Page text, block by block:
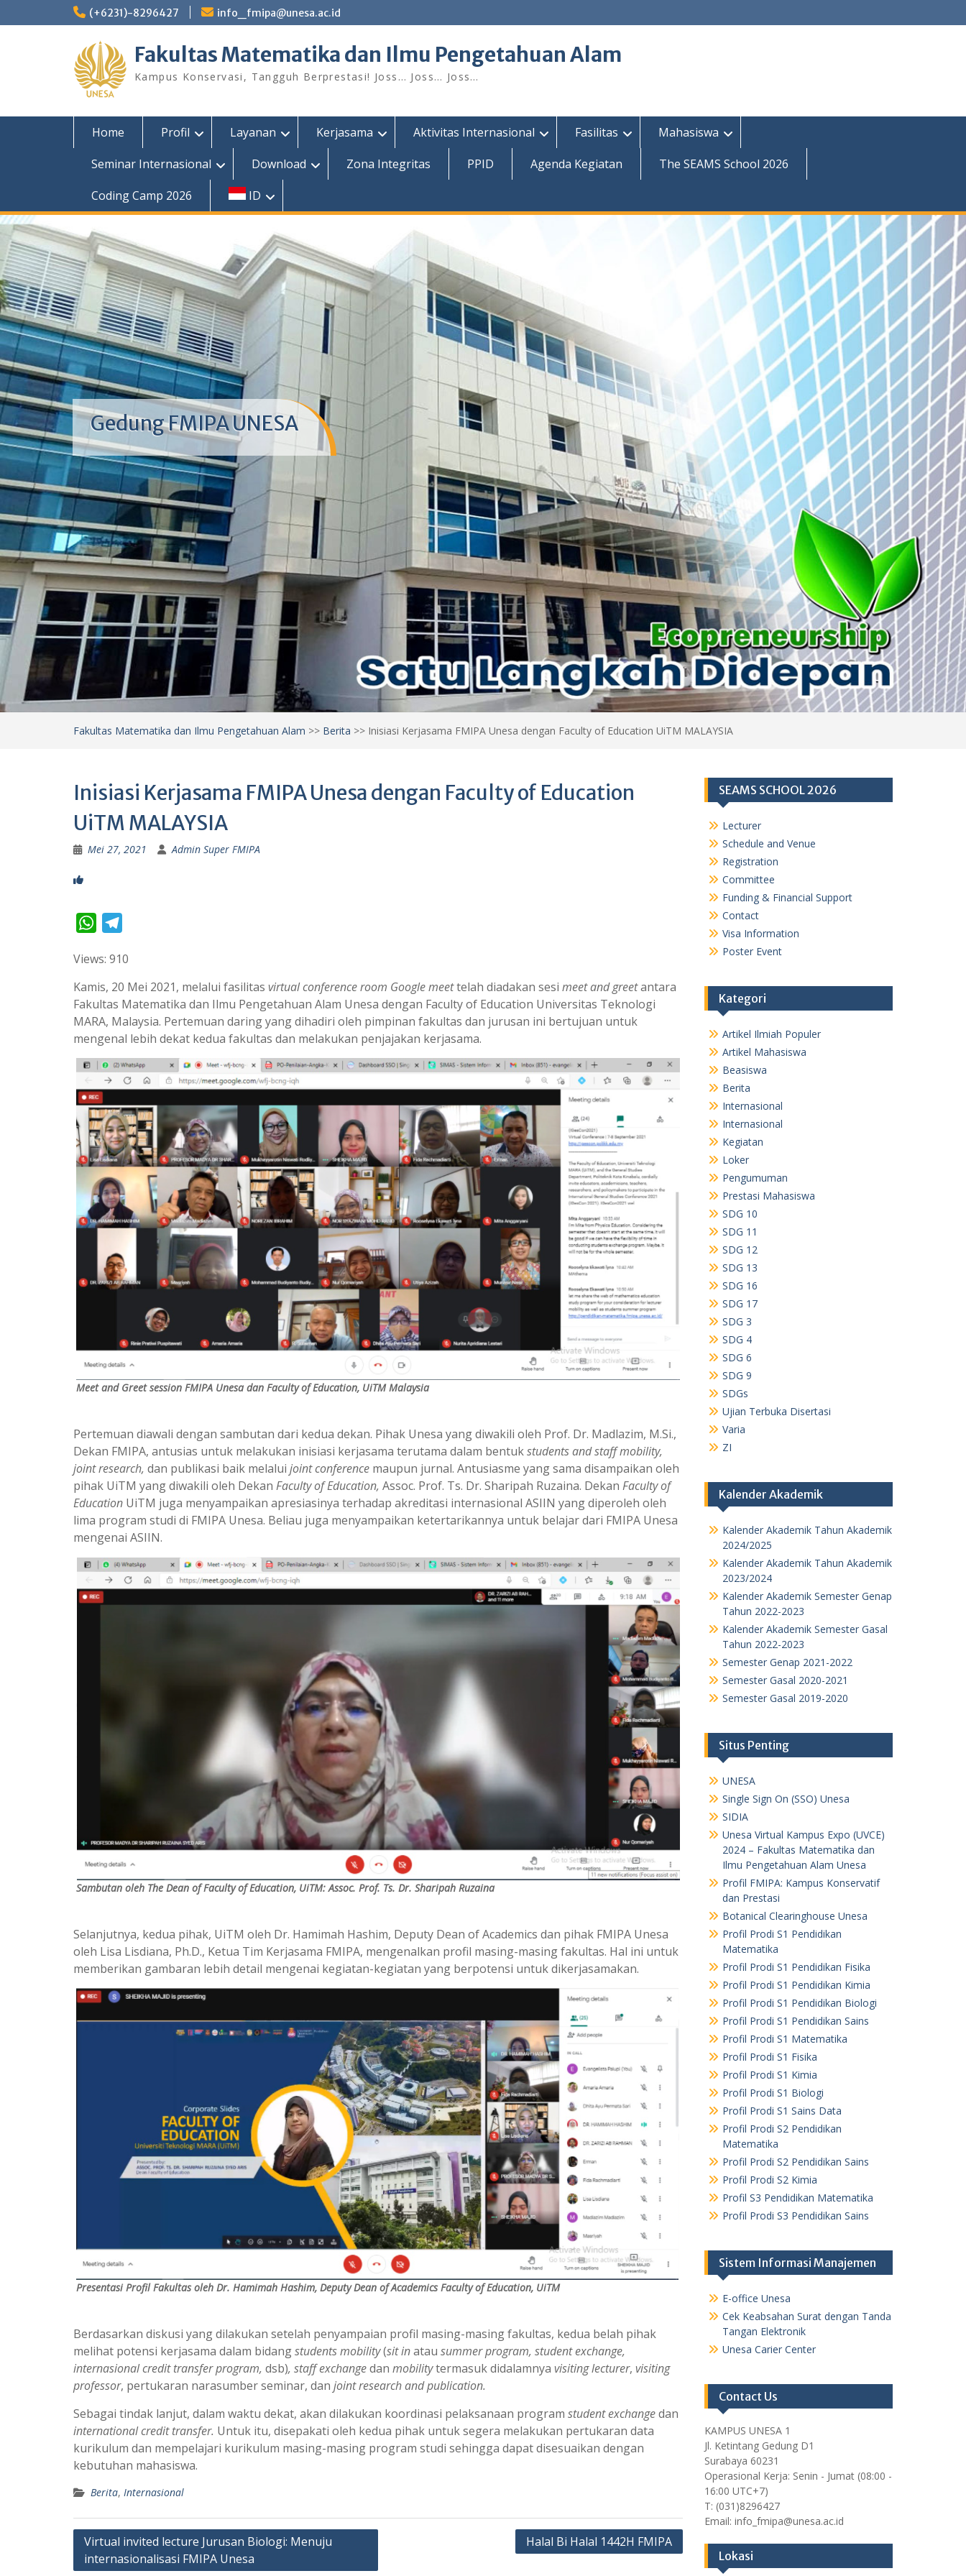
to
(+6231)-8296427 info_fmipa@unesa.ac.id
Fakultas Matematika dan Ilmu Pengetahuan Alam
Kampus Konservasi, Tangguh Berprestasi! Joss… Joss… Joss…
Home Profil Layanan Kerjasama Aktivitas Internasional Fasilitas
Mahasiswa
Seminar Internasional
Download Zona Integritas PPID Agenda Kegiatan
The SEAMS School 2026
Coding Camp 2026
ID
Gedung FMIPA UNESA
Fakultas Matematika dan Ilmu Pengetahuan Alam >> Berita >> Inisiasi Kerjasama FMIPA Unesa dengan Faculty of Education UiTM MALAYSIA
Inisiasi Kerjasama FMIPA Unesa dengan Faculty of Education
UiTM MALAYSIA
Mei 27, 2021 Admin Super FMIPA
W
a
t
s
A
p
p
l
e
g
r
a
m
Views: 910
Kamis, 20 Mei 2021, melalui fasilitas virtual conference room Google meettelah diadakan sesi meet and greetantara
Fakultas Matematika dan Ilmu Pengetahuan Alam Unesa dengan Faculty of Education Universitas Teknologi
MARA, Malaysia. Pertemuan daring yang dihadiri oleh pimpinan fakultas dan jurusan ini bertujuan untuk
mengenal lebih dekat kedua fakultas dan melakukan penjajakan kerjasama.
Meet and Greet session FMIPA Unesa dan Faculty of Education, UiTM Malaysia
Pertemuan diawali dengan sambutan dari kedua dekan. Pihak Unesa yang diwakili oleh Prof. Dr. Madlazim, M.Si.,
Dekan FMIPA, antusias untuk melakukan inisiasi kerjasama terutama dalam bentukstudents and staff mobility,
joint research, dan publikasi baik melalui joint conference maupun jurnal. Antusiasme yang sama disampaikan oleh
pihak UiTM yang diwakili oleh Dekan Faculty of Education, Assoc. Prof. Ts. Dr. Sharipah Ruzaina. Dekan Faculty of
Education UiTM juga menyampaikan apresiasinya terhadap akreditasi internasional ASIIN yang diperoleh oleh
lima program studi di FMIPA Unesa. Beliau juga menyampaikan ketertarikannya untuk belajar dari FMIPA Unesa
mengenai ASIIN.
Sambutan oleh The Dean of Faculty of Education, UiTM: Assoc. Prof. Ts. Dr. Sharipah Ruzaina
Selanjutnya, kedua pihak, UiTM oleh Dr. Hamimah Hashim, Deputy Dean of Academics dan pihak FMIPA Unesa
oleh Lisa Lisdiana, Ph.D., Ketua Tim Kerjasama FMIPA, mengenalkan profil masing-masing fakultas. Hal ini untuk
memberikan gambaran lebih detail mengenai kegiatan-kegiatan yang berpotensi untuk dikerjasamakan.
Presentasi Profil Fakultas oleh Dr. Hamimah Hashim, Deputy Dean of Academics Faculty of Education, UiTM
Berdasarkan diskusi yang dilakukan setelah penyampaian profil masing-masing fakultas, kedua belah pihak
melihat potensi kerjasama dalam bidangstudents mobility(sit inatau summer program, student exchange,
internasional credit transfer program, dsb), staff exchangedan mobilitytermasuk didalamnya visiting lecturer, visiting
professor, pertukaran narasumber seminar, dan joint research and publication.
Sebagai tindak lanjut, dalam waktu dekat, akan dilakukan koordinasi pelaksanaan program student exchangedan
international credit transfer. Untuk itu, disepakati oleh kedua pihak untuk segera melakukan pertukaran data
kurikulum dan mempelajari kurikulum masing-masing program studi sehingga dapat disesuaikan dengan
kebutuhan mahasiswa.
Berita, Internasional
Navigasi
pos
Virtual invited lecture Jurusan Biologi: Menuju
internasionalisasi FMIPA Unesa
Halal Bi Halal 1442H FMIPA
SEAMS SCHOOL 2026
Lecturer
Schedule and Venue
Registration
Committee
Funding & Financial Support
Contact
Visa Information
Poster Event
Kategori
Artikel Ilmiah Populer
Artikel Mahasiswa
Beasiswa
Berita
Internasional
Internasional
Kegiatan
Loker
Pengumuman
Prestasi Mahasiswa
SDG 10
SDG 11
SDG 12
SDG 13
SDG 16
SDG 17
SDG 3
SDG 4
SDG 6
SDG 9
SDGs
Ujian Terbuka Disertasi
Varia
ZI
Kalender Akademik
Kalender Akademik Tahun Akademik
2024/2025
Kalender Akademik Tahun Akademik
2023/2024
Kalender Akademik Semester Genap
Tahun 2022-2023
Kalender Akademik Semester Gasal
Tahun 2022-2023
Semester Genap 2021-2022
Semester Gasal 2020-2021
Semester Gasal 2019-2020
Situs Penting
UNESA
Single Sign On (SSO) Unesa
SIDIA
Unesa Virtual Kampus Expo (UVCE)
2024 – Fakultas Matematika dan
Ilmu Pengetahuan Alam Unesa
Profil FMIPA: Kampus Konservatif
dan Prestasi
Botanical Clearinghouse Unesa
Profil Prodi S1 Pendidikan
Matematika
Profil Prodi S1 Pendidikan Fisika
Profil Prodi S1 Pendidikan Kimia
Profil Prodi S1 Pendidikan Biologi
Profil Prodi S1 Pendidikan Sains
Profil Prodi S1 Matematika
Profil Prodi S1 Fisika
Profil Prodi S1 Kimia
Profil Prodi S1 Biologi
Profil Prodi S1 Sains Data
Profil Prodi S2 Pendidikan
Matematika
Profil Prodi S2 Pendidikan Sains
Profil Prodi S2 Kimia
Profil S3 Pendidikan Matematika
Profil Prodi S3 Pendidikan Sains
Sistem Informasi Manajemen
E-office Unesa
Cek Keabsahan Surat dengan Tanda
Tangan Elektronik
Unesa Carier Center
Contact Us
KAMPUS UNESA 1
Jl. Ketintang Gedung D1
Surabaya 60231
Operasional Kerja: Senin - Jumat (08:00 -
16:00 UTC+7)
T: (031)8296427
Email: info_fmipa@unesa.ac.id
Lokasi